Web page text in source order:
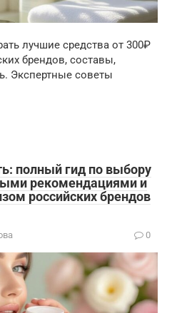
лучшие средства от 300₽
брендов, составы,
Экспертные советы
полный гид по выбору
рекомендациями и
российских брендов
0